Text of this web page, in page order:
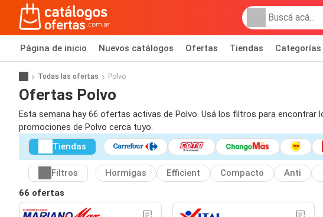
Página de inicio Nuevos catálogos Ofertas Tiendas Categorías
Todas las ofertas Polvo
Ofertas Polvo
Esta semana hay 66 ofertas activas de Polvo. Usá los filtros para encontrar
promociones de Polvo cerca tuyo.
Tiendas
Filtros Hormigas Efficient Compacto Anti
66 ofertas